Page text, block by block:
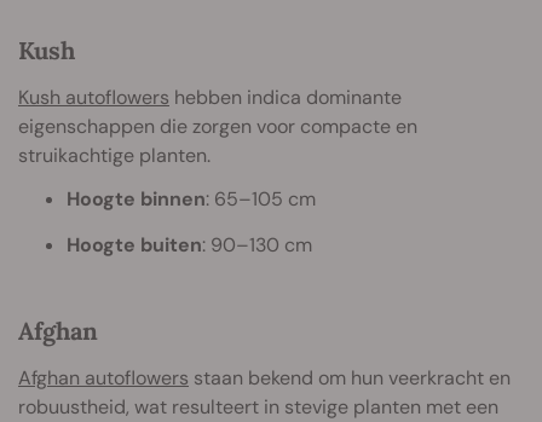
Kush
Kush autoflowers hebben indica dominante
eigenschappen die zorgen voor compacte en
struikachtige planten.
Hoogte binnen: 65–105 cm
Hoogte buiten: 90–130 cm
Afghan
Afghan autoflowers staan bekend om hun veerkracht en
robuustheid, wat resulteert in stevige planten met een